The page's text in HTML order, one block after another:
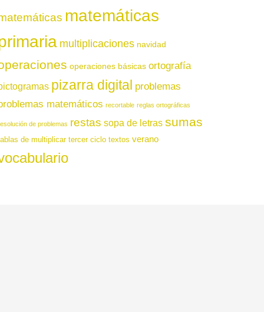
matemáticas
multiplicaciones navidad
operaciones básicas ortografía
pizarra digital problemas
matemáticos recortable reglas ortográficas
de problemas restas sopa de letras sumas
de multiplicar tercer ciclo textos verano